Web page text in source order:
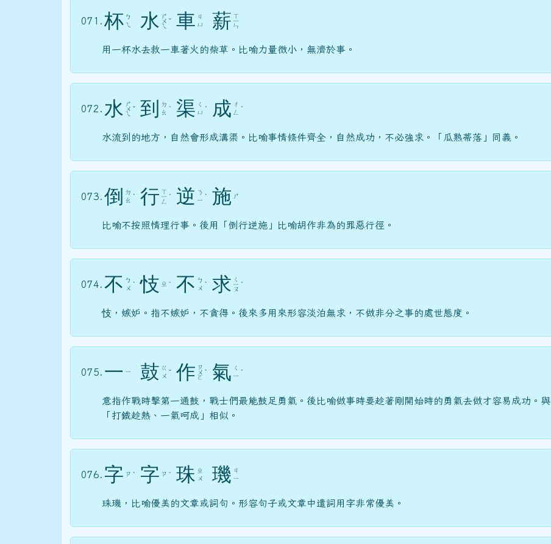
071. 杯 ㄅ
ㄟ
水 ㄕ
ㄨ
ㄟ
ˇ 車 ㄐ
ㄩ
薪 ㄒ
ㄧ
ㄣ
用一杯水去救一車著火的柴草。比喻力量微小，無濟於事。
072. 水 ㄕ
ㄨ
ㄟ
ˇ 到
ㄉ
ㄠ ˋ 渠 ㄑ
ㄩ ˊ 成 ㄔ
ㄥ
ˊ
水流到的地方，自然會形成溝渠。比喻事情條件齊全，自然成功，不必強求。「瓜熟蒂落」同義。
073. 倒
ㄉ
ㄠ ˋ 行 ㄒ
ㄧ
ㄥ
ˊ 逆 ㄋ
ㄧ ˋ 施 ㄕ
比喻不按照情理行事。後用「倒行逆施」比喻胡作非為的罪惡行徑。
074. 不 ㄅ
ㄨ ˋ 忮 ㄓ ˋ 不 ㄅ
ㄨ ˋ 求 ㄑ
ㄧ
ㄡ
ˊ
忮，嫉妒。指不嫉妒，不貪得。後來多用來形容淡泊無求，不做非分之事的處世態度。
075. 一 ㄧ 鼓 ㄍ
ㄨ ˇ 作 ㄗ
ㄨ
ㄛ
ˋ 氣 ㄑ
ㄧ ˋ
意指作戰時擊第一通鼓，戰士們最能鼓足勇氣。後比喻做事時要趁著剛開始時的勇氣去做才容易成功。與
「打鐵趁熱、一氣呵成」相似。
076. 字 ㄗ ˋ 字 ㄗ ˋ 珠 ㄓ
ㄨ
璣 ㄐ
ㄧ
珠璣，比喻優美的文章或詞句。形容句子或文章中遣詞用字非常優美。